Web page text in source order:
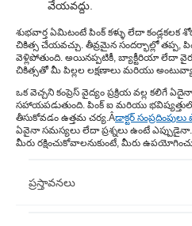
వేయవద్దు.
శుభవార్త ఏమిటంటే పింక్ కళ్ళు లేదా
చికిత్స చేయవచ్చు. తీవ్రమైన సందర్భాల్లో తప్ప,
వెళ్లిపోతుంది. అయినప్పటికీ, బ్యాక్టీరియా లేదా వైరల్
చికిత్సతో మీ పిల్లల లక్షణాలు మరియు
ఒక వెచ్చని కంప్రెస్ వైద్యం ప్రక్రియ వల్ల కలిగే
సహాయపడుతుంది. పింక్ ఐ మరియు భవిష్యత్తులో
తీసుకోవడం ఉత్తమ చర్య.Âడాక్టర్
ఏవైనా సమస్యలు లేదా ప్రశ్నలు ఉంటే
మీరు రక్షించుకోవాలనుకుంటే, మీరు
ప్రస్తావనలు